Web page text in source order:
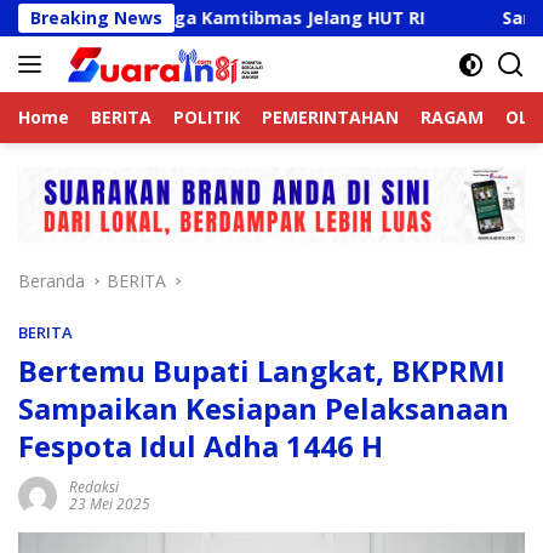
Langsung
ke
konten
Breaking News
Jaga Kamtibmas Jelang HUT RI Sambut HUT RI
Home BERITA POLITIK PEMERINTAHAN RAGAM
Beranda BERITA
BERITA
Bertemu Bupati Langkat, BKPRMI
Sampaikan Kesiapan Pelaksanaan
Fespota Idul Adha 1446 H
Redaksi
23 Mei 2025